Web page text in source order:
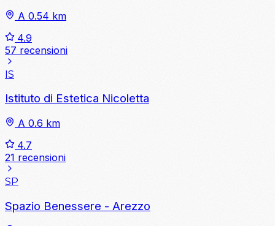
A 0.54 km
4.9
57 recensioni
IS
Istituto di Estetica Nicoletta
A 0.6 km
4.7
21 recensioni
SP
Spazio Benessere - Arezzo